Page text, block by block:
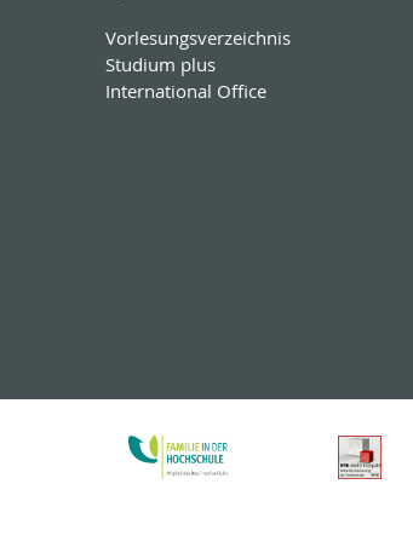
Vorlesungsverzeichnis
Studium plus
International Office